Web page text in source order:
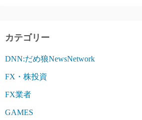
カテゴリー
DNN:だめ狼NewsNetwork
FX・株投資
FX業者
GAMES